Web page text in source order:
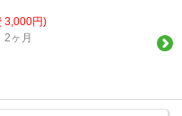
3,000円)
2ヶ月